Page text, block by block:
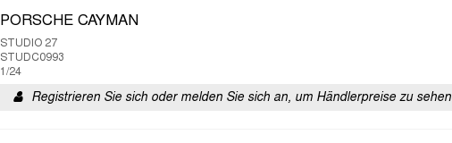
PORSCHE CAYMAN
STUDIO 27
STUDC0993
1/24
Registrieren Sie sich oder melden Sie sich an, um Händlerpreise zu sehen